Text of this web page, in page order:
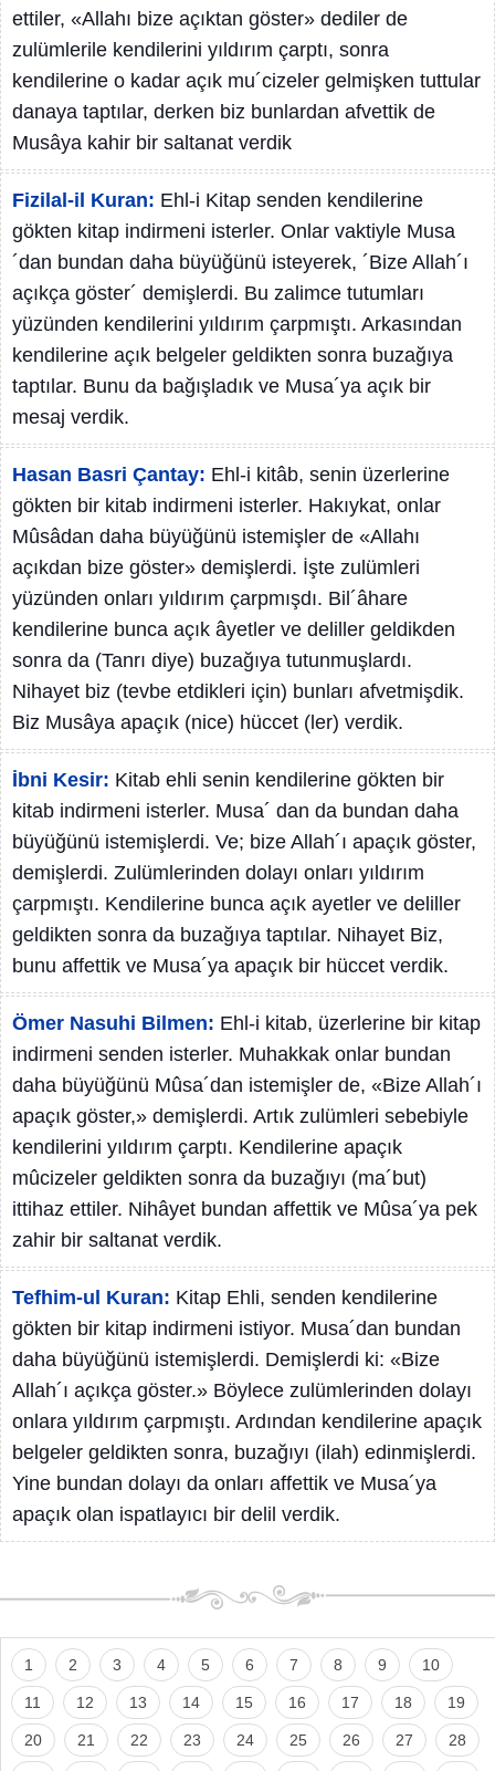
ettiler, «Allahı bize açıktan göster» dediler de
zulümlerile kendilerini yıldırım çarptı, sonra
kendilerine o kadar açık mu´cizeler gelmişken tuttular
danaya taptılar, derken biz bunlardan afvettik de
Musâya kahir bir saltanat verdik
Fizilal-il Kuran: Ehl-i Kitap senden kendilerine
gökten kitap indirmeni isterler. Onlar vaktiyle Musa
´dan bundan daha büyüğünü isteyerek, ´Bize Allah´ı
açıkça göster´ demişlerdi. Bu zalimce tutumları
yüzünden kendilerini yıldırım çarpmıştı. Arkasından
kendilerine açık belgeler geldikten sonra buzağıya
taptılar. Bunu da bağışladık ve Musa´ya açık bir
mesaj verdik.
Hasan Basri Çantay: Ehl-i kitâb, senin üzerlerine
gökten bir kitab indirmeni isterler. Hakıykat, onlar
Mûsâdan daha büyüğünü istemişler de «Allahı
açıkdan bize göster» demişlerdi. İşte zulümleri
yüzünden onları yıldırım çarpmışdı. Bil´âhare
kendilerine bunca açık âyetler ve deliller geldikden
sonra da (Tanrı diye) buzağıya tutunmuşlardı.
Nihayet biz (tevbe etdikleri için) bunları afvetmişdik.
Biz Musâya apaçık (nice) hüccet (ler) verdik.
İbni Kesir: Kitab ehli senin kendilerine gökten bir
kitab indirmeni isterler. Musa´ dan da bundan daha
büyüğünü istemişlerdi. Ve; bize Allah´ı apaçık göster,
demişlerdi. Zulümlerinden dolayı onları yıldırım
çarpmıştı. Kendilerine bunca açık ayetler ve deliller
geldikten sonra da buzağıya taptılar. Nihayet Biz,
bunu affettik ve Musa´ya apaçık bir hüccet verdik.
Ömer Nasuhi Bilmen: Ehl-i kitab, üzerlerine bir kitap
indirmeni senden isterler. Muhakkak onlar bundan
daha büyüğünü Mûsa´dan istemişler de, «Bize Allah´ı
apaçık göster,» demişlerdi. Artık zulümleri sebebiyle
kendilerini yıldırım çarptı. Kendilerine apaçık
mûcizeler geldikten sonra da buzağıyı (ma´but)
ittihaz ettiler. Nihâyet bundan affettik ve Mûsa´ya pek
zahir bir saltanat verdik.
Tefhim-ul Kuran: Kitap Ehli, senden kendilerine
gökten bir kitap indirmeni istiyor. Musa´dan bundan
daha büyüğünü istemişlerdi. Demişlerdi ki: «Bize
Allah´ı açıkça göster.» Böylece zulümlerinden dolayı
onlara yıldırım çarpmıştı. Ardından kendilerine apaçık
belgeler geldikten sonra, buzağıyı (ilah) edinmişlerdi.
Yine bundan dolayı da onları affettik ve Musa´ya
apaçık olan ispatlayıcı bir delil verdik.
1 2 3 4 5 6 7 8 9 10
11 12 13 14 15 16 17 18 19
20 21 22 23 24 25 26 27 28